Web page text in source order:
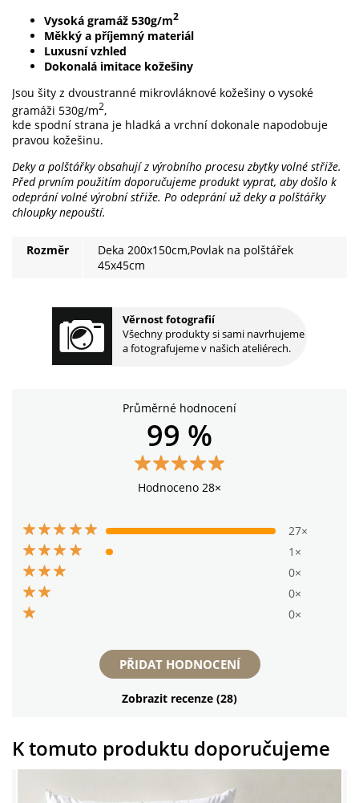
Věrnost fotografií
Všechny produkty si sami navrhujeme
a fotografujeme v našich ateliérech.
Vysoká gramáž 530g/m2
Měkký a příjemný materiál
Luxusní vzhled
Dokonalá imitace kožešiny
Jsou šity z dvoustranné mikrovláknové kožešiny o vysoké
gramáži 530g/m2,
kde spodní strana je hladká a vrchní dokonale napodobuje
pravou kožešinu.
Deky a polštářky obsahují z výrobního procesu zbytky volné střiže.
Před prvním použitím doporučujeme produkt vyprat, aby došlo k
odeprání volné výrobní střiže. Po odeprání už deky a polštářky
chloupky nepouští.
Rozměr
Deka 200x150cm,Povlak na polštářek
45x45cm
Průměrné hodnocení
99 %
Hodnoceno 28×
27×
1×
0×
0×
0×
PŘIDAT HODNOCENÍ
Zobrazit recenze (28)
K tomuto produktu doporučujeme